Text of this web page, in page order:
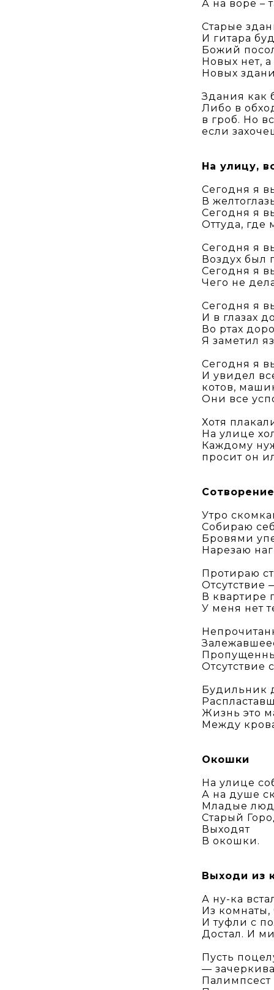
А на воре –
Старые
И гитара
Божий
Новых нет,
Новых
Здания как
Либо в
в гроб. Но
если
На улицу,
Сегодня я
В
Сегодня я
Оттуда, где
Сегодня я
Воздух был
Сегодня я
Чего не
Сегодня я
И в глазах
Во ртах
Я заметил
Сегодня я
И увидел
котов,
Они все
Хотя
На улице
Каждому
просит он
Утро
Собираю
Бровями
Нарезаю
Протираю
Отсутствие
В квартире
У меня нет
Отсутствие
Будильник
Жизнь это
Между
Окошки
На улице
А на душе
Младые
Старый
Выходят
В окошки.
Выходи из
А ну-ка
Из комнаты,
И туфли с
Достал. И
Пусть
—
Палимпсест